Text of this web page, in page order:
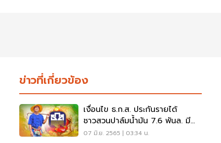
ข่าวที่เกี่ยวข้อง
เงื่อนไข ธ.ก.ส. ประกันรายได้
ชาวสวนปาล์มน้ำมัน 7.6 พันล. มี
อะไรบ้าง เช็คเลย
07 มิ.ย. 2565 | 03:34 น.